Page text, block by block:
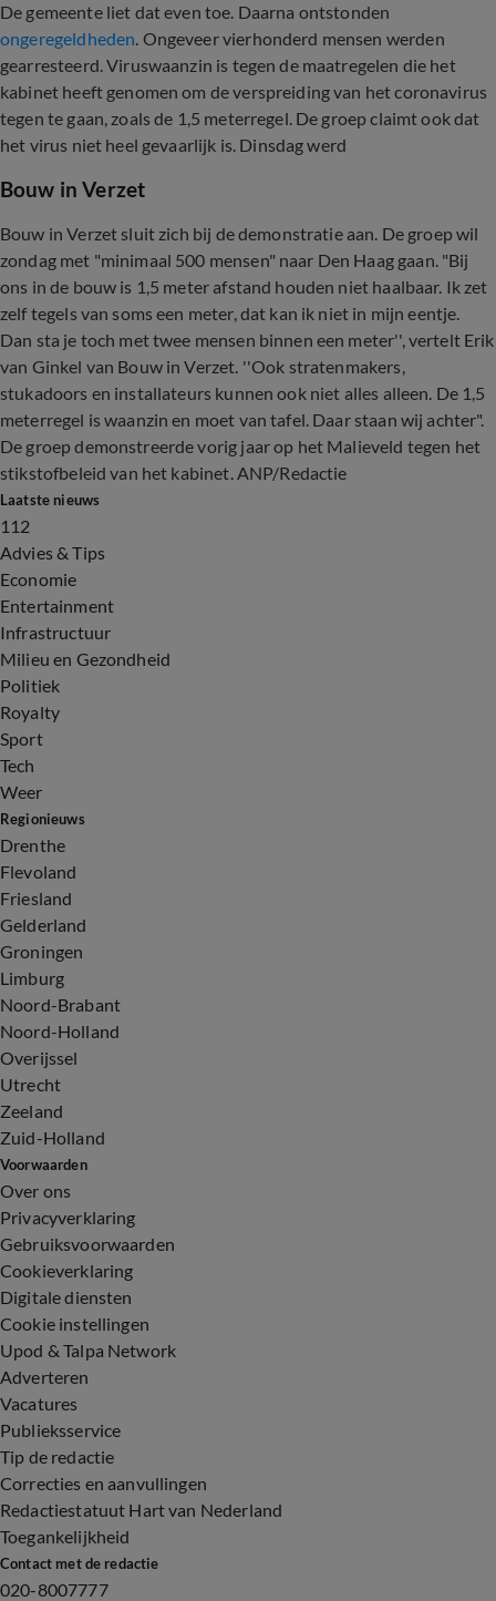
De gemeente liet dat even toe. Daarna ontstonden
ongeregeldheden. Ongeveer vierhonderd mensen werden
gearresteerd. Viruswaanzin is tegen de maatregelen die het
kabinet heeft genomen om de verspreiding van het coronavirus
tegen te gaan, zoals de 1,5 meterregel. De groep claimt ook dat
het virus niet heel gevaarlijk is. Dinsdag werd
Bouw in Verzet
Bouw in Verzet sluit zich bij de demonstratie aan. De groep wil
zondag met "minimaal 500 mensen" naar Den Haag gaan. "Bij
ons in de bouw is 1,5 meter afstand houden niet haalbaar. Ik zet
zelf tegels van soms een meter, dat kan ik niet in mijn eentje.
Dan sta je toch met twee mensen binnen een meter'', vertelt Erik
van Ginkel van Bouw in Verzet. ''Ook stratenmakers,
stukadoors en installateurs kunnen ook niet alles alleen. De 1,5
meterregel is waanzin en moet van tafel. Daar staan wij achter".
De groep demonstreerde vorig jaar op het Malieveld tegen het
stikstofbeleid van het kabinet. ANP/Redactie
Laatste nieuws
112
Advies & Tips
Economie
Entertainment
Infrastructuur
Milieu en Gezondheid
Politiek
Royalty
Sport
Tech
Weer
Regionieuws
Drenthe
Flevoland
Friesland
Gelderland
Groningen
Limburg
Noord-Brabant
Noord-Holland
Overijssel
Utrecht
Zeeland
Zuid-Holland
Voorwaarden
Over ons
Privacyverklaring
Gebruiksvoorwaarden
Cookieverklaring
Digitale diensten
Cookie instellingen
Upod & Talpa Network
Adverteren
Vacatures
Publieksservice
Tip de redactie
Correcties en aanvullingen
Redactiestatuut Hart van Nederland
Toegankelijkheid
Contact met de redactie
020-8007777